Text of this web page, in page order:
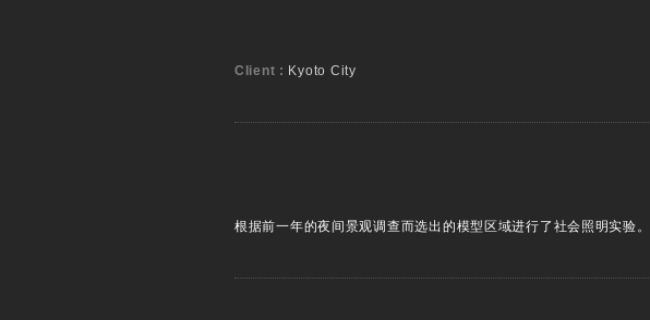
Client : Kyoto City
根据前一年的夜间景观调查而选出的模型区域进行了社会照明实验